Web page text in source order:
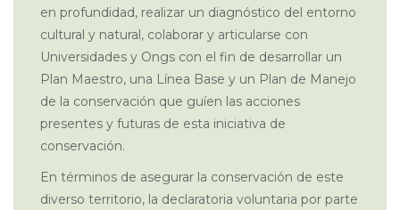
en profundidad, realizar un diagnóstico del entorno
cultural y natural, colaborar y articularse con
Universidades y Ongs con el fin de desarrollar un
Plan Maestro, una Línea Base y un Plan de Manejo
de la conservación que guíen las acciones
presentes y futuras de esta iniciativa de
conservación.
En términos de asegurar la conservación de este
diverso territorio, la declaratoria voluntaria por parte